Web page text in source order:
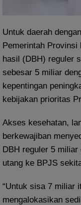
Untuk daerah
Pemerintah
hasil (DBH) reguler
sebesar 5 miliar
kepentingan
kebijakan prioritas
Akses kesehatan,
berkewajiban
DBH reguler 5
utang ke BPJS
“Untuk sisa 7 miliar
mengalokasikan